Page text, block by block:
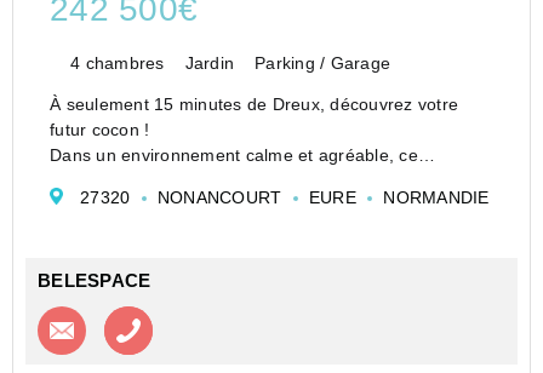
242 500€
4 chambres Jardin Parking / Garage
À seulement 15 minutes de Dreux, découvrez votre
futur cocon !
Dans un environnement calme et agréable, ce
par ses beaux volumes et son état irréprochable.
27320 NONANCOURT EURE NORMANDIE
BELESPACE
Contacter l'agence